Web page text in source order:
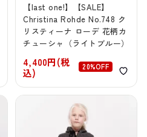
【last one!】【SALE】
Christina Rohde No.748 ク
リスティーナ ローデ 花柄カ
チューシャ（ライトブルー）
4,400円(税
込)
20%OFF